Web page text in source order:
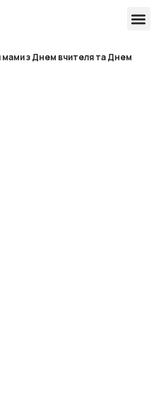
мами з Днем вчителя та Днем